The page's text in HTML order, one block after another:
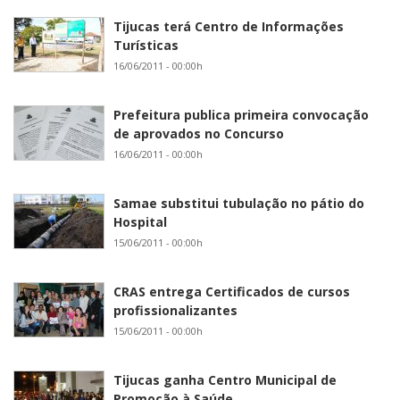
Tijucas terá Centro de Informações
Turísticas
16/06/2011 - 00:00h
Prefeitura publica primeira convocação
de aprovados no Concurso
16/06/2011 - 00:00h
Samae substitui tubulação no pátio do
Hospital
15/06/2011 - 00:00h
CRAS entrega Certificados de cursos
profissionalizantes
15/06/2011 - 00:00h
Tijucas ganha Centro Municipal de